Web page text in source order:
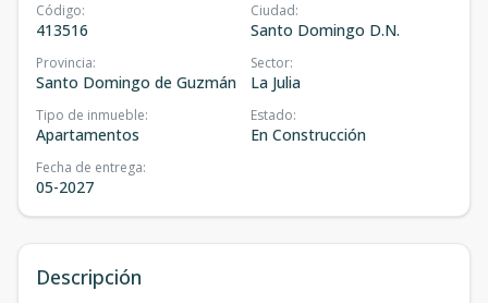
Código:
413516
Ciudad:
Santo Domingo D.N.
Provincia:
Santo Domingo de Guzmán
Sector:
La Julia
Tipo de inmueble:
Apartamentos
Estado:
En Construcción
Fecha de entrega:
05-2027
Descripción